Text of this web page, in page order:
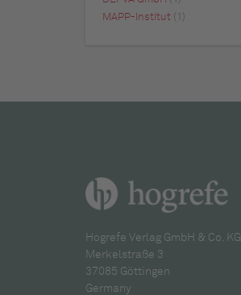
MAPP-Institut (1)
Hogrefe Verlag GmbH & Co. KG
Merkelstraße 3
37085 Göttingen
Germany